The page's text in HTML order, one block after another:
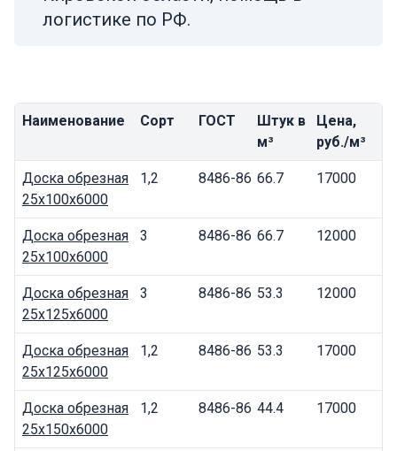
логистике по РФ.
Наименование Сорт ГОСТ
Штук в
м³
Цена,
руб./м³
Доска обрезная
25x100x6000
1,2 8486-86 66.7 17000
Доска обрезная
25x100x6000
3 8486-86 66.7 12000
Доска обрезная
25x125x6000
3 8486-86 53.3 12000
Доска обрезная
25x125x6000
1,2 8486-86 53.3 17000
Доска обрезная
25x150x6000
1,2 8486-86 44.4 17000